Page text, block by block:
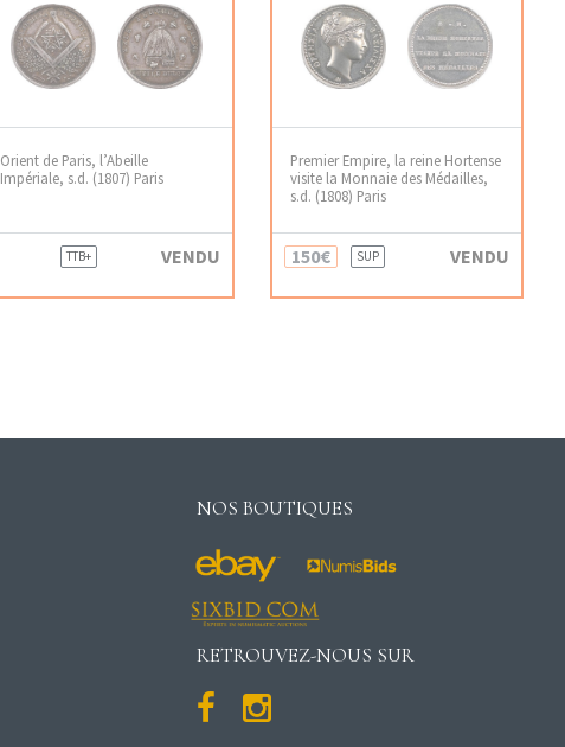
Orient de Paris, l’Abeille
Impériale, s.d. (1807) Paris
TTB+ VENDU
Premier Empire, la reine Hortense
visite la Monnaie des Médailles,
s.d. (1808) Paris
150€ SUP VENDU
NOS BOUTIQUES
RETROUVEZ-NOUS SUR